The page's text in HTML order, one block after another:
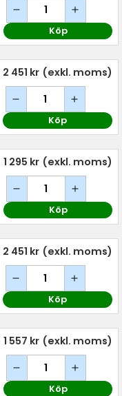
Köp
2 451 kr (exkl. moms)
Köp
1 295 kr (exkl. moms)
Köp
2 451 kr (exkl. moms)
Köp
1 557 kr (exkl. moms)
Köp